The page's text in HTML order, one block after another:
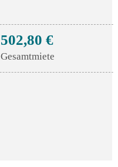
502,80 €
Gesamtmiete